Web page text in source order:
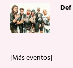
[Más eventos]